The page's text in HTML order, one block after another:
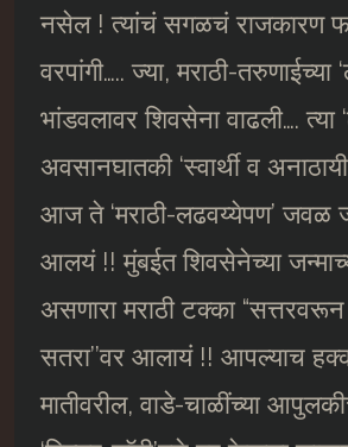
नसेल ! त्यांचं सगळचं राजकारण
वरपांगी….. ज्या, मराठी-तरुणाईच्या
भांडवलावर शिवसेना वाढली…. त्या
अवसानघातकी ‘स्वार्थी व
आज ते ‘मराठी-लढवय्येपण’ जवळ
आलयं !! मुंबईत शिवसेनेच्या
असणारा मराठी टक्का
सतरा’’वर आलायं !! आपल्याच
मातीवरील, वाडे-चाळींच्या